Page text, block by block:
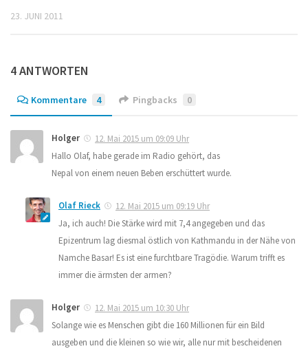
23. JUNI 2011
4 ANTWORTEN
Kommentare 4 Pingbacks 0
Holger
12. Mai 2015 um 09:09 Uhr
Hallo Olaf, habe gerade im Radio gehört, das
Nepal von einem neuen Beben erschüttert wurde.
Olaf Rieck
12. Mai 2015 um 09:19 Uhr
Ja, ich auch! Die Stärke wird mit 7,4 angegeben und das
Epizentrum lag diesmal östlich von Kathmandu in der Nähe von
Namche Basar! Es ist eine furchtbare Tragödie. Warum trifft es
immer die ärmsten der armen?
Holger
12. Mai 2015 um 10:30 Uhr
Solange wie es Menschen gibt die 160 Millionen für ein Bild
ausgeben und die kleinen so wie wir, alle nur mit bescheidenen